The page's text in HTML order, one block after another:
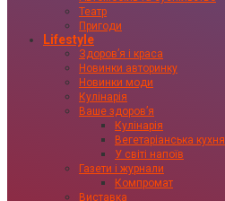
Театр
Пригоди
Lifestyle
Здоровʼя і краса
Новинки авторинку
Новинки моди
Кулінарія
Ваше здоровʼя
Кулінарія
Вегетаріанська кухня
У світі напоїв
Газети і журнали
Компромат
Виставка